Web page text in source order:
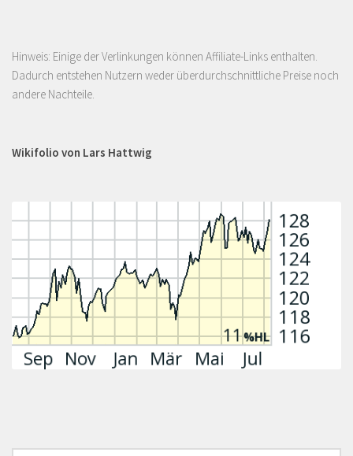
Hinweis: Einige der Verlinkungen können Affiliate-Links enthalten.
Dadurch entstehen Nutzern weder überdurchschnittliche Preise noch
andere Nachteile.
Wikifolio von Lars Hattwig